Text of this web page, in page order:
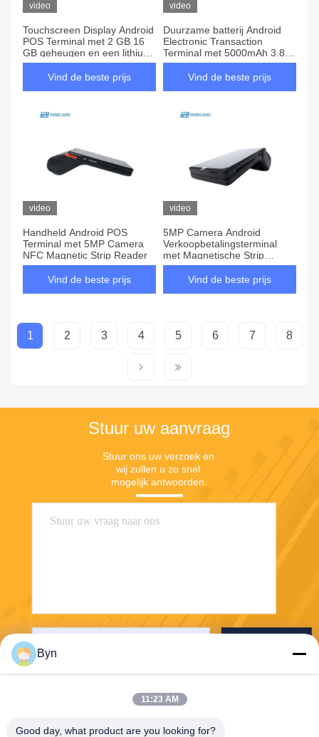
video
Touchscreen Display Android
POS Terminal met 2 GB 16
GB geheugen en een lithium-
ionbatterij met een hoge
capaciteitVind de beste prijs
video
Duurzame batterij Android
Electronic Transaction
Terminal met 5000mAh 3.8V
Lithium-ion en Quad-core
ProcessorVind de beste prijs
video
Handheld Android POS
Terminal met 5MP Camera
NFC Magnetic Strip Reader
Vind de beste prijs
video
5MP Camera Android
Verkoopbetalingsterminal
met Magnetische Strip
Reader en EMV-Activated
Vind de beste prijs
1 2 3 4 5 6 7 8
Stuur uw aanvraag
Stuur ons uw verzoek en
wij zullen u zo snel
mogelijk antwoorden.
Byn
11:23 AM
Good day, what product are you looking for?